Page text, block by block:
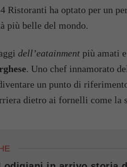
Ristoranti ha optato per un
più belle del mondo.
dell’eatainment più amati
. Uno chef innamorato
un punto di
dietro ai fornelli come la